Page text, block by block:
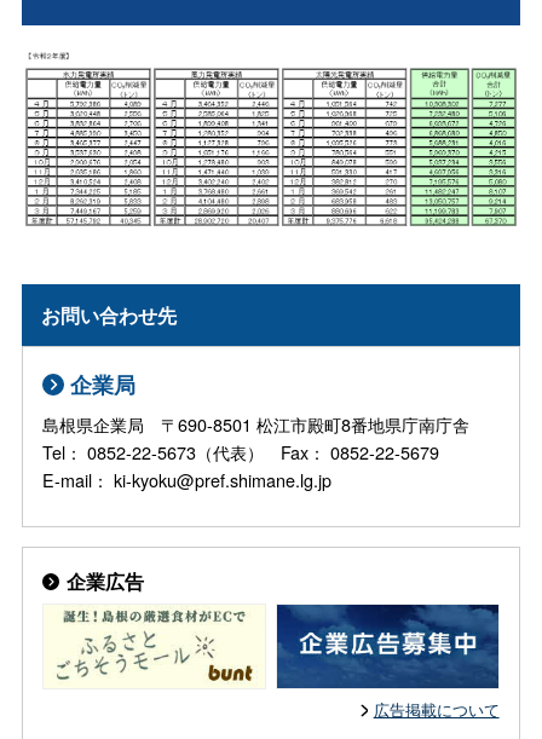
お問い合わせ先
企業局
島根県企業局 〒690-8501 松江市殿町8番地県庁南庁舎
Tel： 0852-22-5673（代表） Fax： 0852-22-5679
E-mail： ki-kyoku@pref.shimane.lg.jp
企業広告
広告掲載について